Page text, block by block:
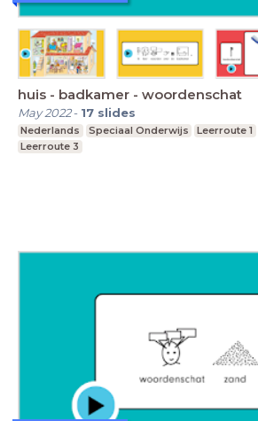
huis - badkamer - woordenschat
May 2022- 17 slides
Nederlands Speciaal Onderwijs Leerroute 1
Leerroute 3